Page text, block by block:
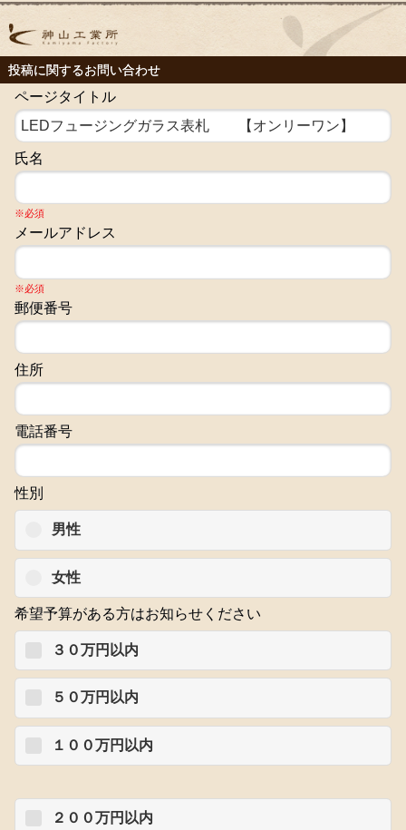
投稿に関するお問い合わせ
ページタイトル
氏名
※必須
メールアドレス
※必須
郵便番号
住所
電話番号
性別
男性
女性
希望予算がある方はお知らせください
３０万円以内
５０万円以内
１００万円以内
２００万円以内